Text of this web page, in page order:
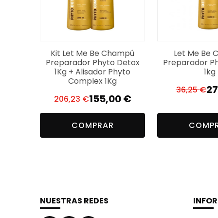
Kit Let Me Be Champú
Preparador Phyto Detox
1Kg + Alisador Phyto
Complex 1Kg
206,23€ El
precio
original
era:
155,00€
El
precio
actual
es:
COMPRAR
Let Me Be
Preparador
1kg
36,25€ El
El
NUESTRAS REDES